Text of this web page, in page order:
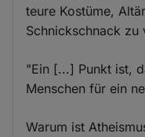
teure Kostüme,
Schnickschnack zu
"Ein [...] Punkt ist,
Menschen für ein
Warum ist